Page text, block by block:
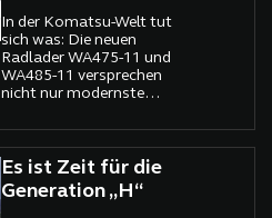
In der Komatsu-Welt tut
sich was: Die neuen
Radlader WA475-11 und
WA485-11 versprechen
nicht nur modernste
Effizienz und Komfort in
ungeahnten Dimensionen.
Es ist Zeit für die
Generation „H“